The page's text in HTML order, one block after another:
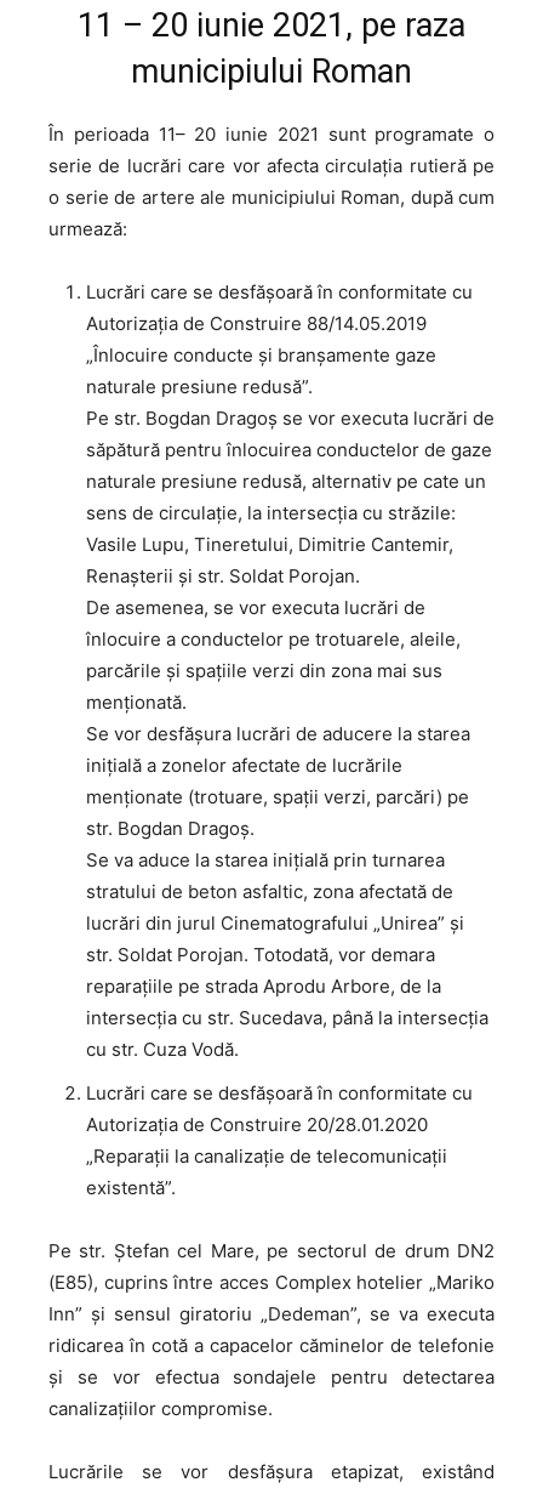
11 – 20 iunie 2021, pe raza
municipiului Roman
În perioada 11– 20 iunie 2021 sunt programate o
serie de lucrări care vor afecta circulația rutieră pe
o serie de artere ale municipiului Roman, după cum
urmează:
Lucrări care se desfășoară în conformitate cu
Autorizația de Construire 88/14.05.2019
„Înlocuire conducte și branșamente gaze
naturale presiune redusă”.
Pe str. Bogdan Dragoș se vor executa lucrări de
săpătură pentru înlocuirea conductelor de gaze
naturale presiune redusă, alternativ pe cate un
sens de circulație, la intersecția cu străzile:
Vasile Lupu, Tineretului, Dimitrie Cantemir,
Renașterii și str. Soldat Porojan.
De asemenea, se vor executa lucrări de
înlocuire a conductelor pe trotuarele, aleile,
parcările și spațiile verzi din zona mai sus
menționată.
Se vor desfășura lucrări de aducere la starea
inițială a zonelor afectate de lucrările
menționate (trotuare, spații verzi, parcări) pe
str. Bogdan Dragoș.
Se va aduce la starea inițială prin turnarea
stratului de beton asfaltic, zona afectată de
lucrări din jurul Cinematografului „Unirea” și
str. Soldat Porojan. Totodată, vor demara
reparațiile pe strada Aprodu Arbore, de la
intersecția cu str. Sucedava, până la intersecția
cu str. Cuza Vodă.
Lucrări care se desfășoară în conformitate cu
Autorizația de Construire 20/28.01.2020
„Reparații la canalizație de telecomunicații
existentă”.
Pe str. Ștefan cel Mare, pe sectorul de drum DN2
(E85), cuprins între acces Complex hotelier „Mariko
Inn” și sensul giratoriu „Dedeman”, se va executa
ridicarea în cotă a capacelor căminelor de telefonie
și se vor efectua sondajele pentru detectarea
canalizațiilor compromise.
Lucrările se vor desfășura etapizat, existând